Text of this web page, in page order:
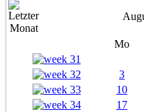
Mo
3
10
17